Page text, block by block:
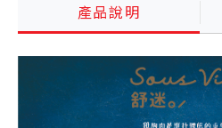
產品說明